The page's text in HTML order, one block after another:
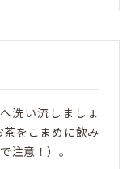
洗い流しましょ
をこまめに飲み
注意！）。